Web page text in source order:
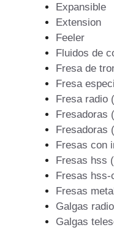
Expansible
Extension
Feeler
Fluidos de
Fresa de
Fresa
Fresa radio
Fresadoras
Fresadoras
Fresas con
Fresas hss
Fresas hss-
Fresas
Galgas
Galgas